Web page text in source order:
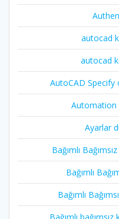
autocad
autocad
AutoCAD
Automation
Ayarlar
Bağımlı
Bağımlı
Bağımlı